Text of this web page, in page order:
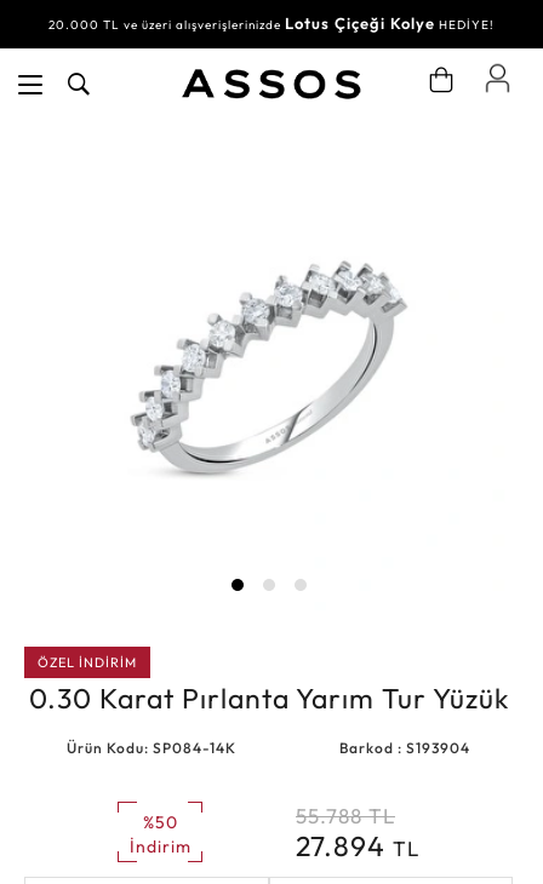
20.000 TL ve üzeri alışverişlerinizde Lotus Çiçeği Kolye HEDİYE!
ÖZEL İNDİRİM
0.30 Karat Pırlanta Yarım Tur Yüzük
Ürün Kodu: SP084-14K Barkod : S193904
%50
İndirim
55.788 TL
27.894 TL